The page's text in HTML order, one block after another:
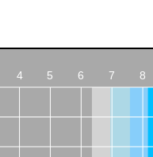
4 5 6 7 8